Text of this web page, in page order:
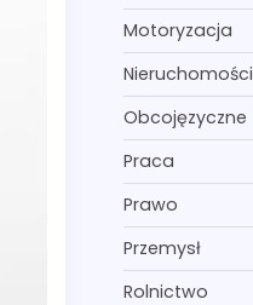
Motoryzacja
Nieruchomości
Obcojęzyczne
Praca
Prawo
Przemysł
Rolnictwo